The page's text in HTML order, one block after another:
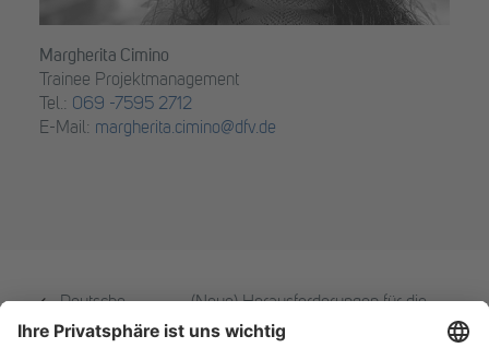
Margherita Cimino
Trainee Projektmanagement
Tel.: 069 -7595 2712
E-Mail: margherita.cimino@dfv.de
Deutsche
Investmentfonds-
(Neue) Herausforderungen für die
Post-Acquisition Integration durch